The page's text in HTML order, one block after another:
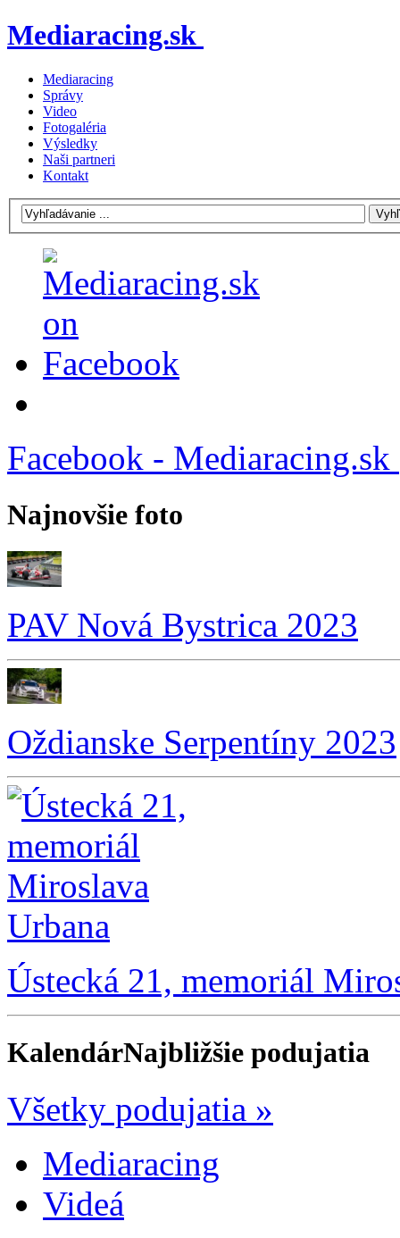
Mediaracing.sk
Mediaracing
Správy
Video
Fotogaléria
Výsledky
Naši partneri
Kontakt
Facebook - Mediaracing.sk
Najnovšie foto
PAV Nová Bystrica 2023
Oždianske Serpentíny 2023
Ústecká 21, memoriál
KalendárNajbližšie podujatia
Všetky podujatia »
Mediaracing
Videá